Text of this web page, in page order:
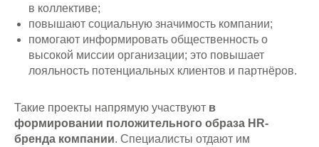
в коллективе;
повышают социальную значимость компании;
помогают информировать общественность о
высокой миссии организации; это повышает
лояльность потенциальных клиентов и партнёров.
Такие проекты напрямую участвуют в
формировании положительного образа HR-
бренда компании. Специалисты отдают им